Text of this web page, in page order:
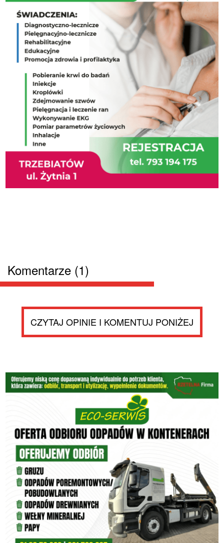
Komentarze (1)
CZYTAJ OPINIE I KOMENTUJ PONIŻEJ